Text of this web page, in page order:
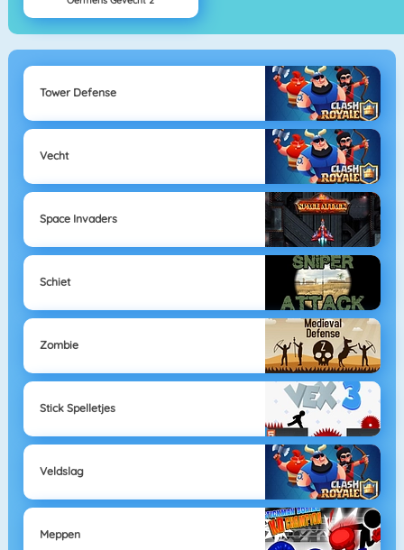
Tower Defense
Vecht
Space Invaders
Schiet
Zombie
Stick Spelletjes
Veldslag
Meppen